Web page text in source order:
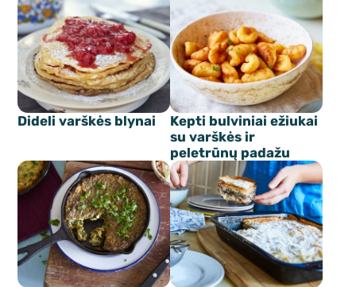
Dideli varškės blynai
Kepti bulviniai ežiukai
su varškės ir
peletrūnų padažu